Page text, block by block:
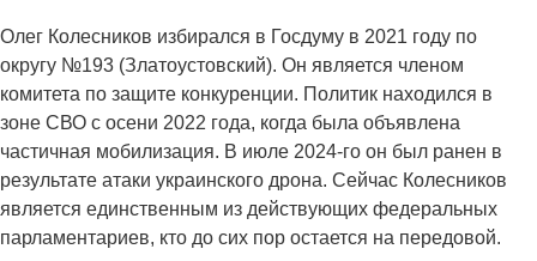
Олег Колесников избирался в Госдуму в 2021 году по
округу №193 (Златоустовский). Он является членом
комитета по защите конкуренции. Политик находился в
зоне СВО с осени 2022 года, когда была объявлена
частичная мобилизация. В июле 2024-го он был ранен в
результате атаки украинского дрона. Сейчас Колесников
является единственным из действующих федеральных
парламентариев, кто до сих пор остается на передовой.